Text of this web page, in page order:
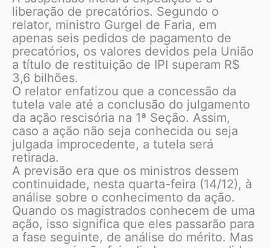
liberação de precatórios. Segundo o
relator, ministro Gurgel de Faria, em
apenas seis pedidos de pagamento de
precatórios, os valores devidos pela União
a título de restituição de IPI superam R$
3,6 bilhões.
O relator enfatizou que a concessão da
tutela vale até a conclusão do julgamento
da ação rescisória na 1ª Seção. Assim,
caso a ação não seja conhecida ou seja
julgada improcedente, a tutela será
retirada.
A previsão era que os ministros dessem
continuidade, nesta quarta-feira (14/12), à
análise sobre o conhecimento da ação.
Quando os magistrados conhecem de uma
ação, isso significa que eles passarão para
a fase seguinte, de análise do mérito. Mas